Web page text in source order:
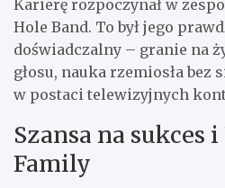
Karierę rozpoczynał w
Hole Band. To był jego
doświadczalny – granie na
głosu, nauka rzemiosła bez
w postaci telewizyjnych
Szansa na sukces
Family